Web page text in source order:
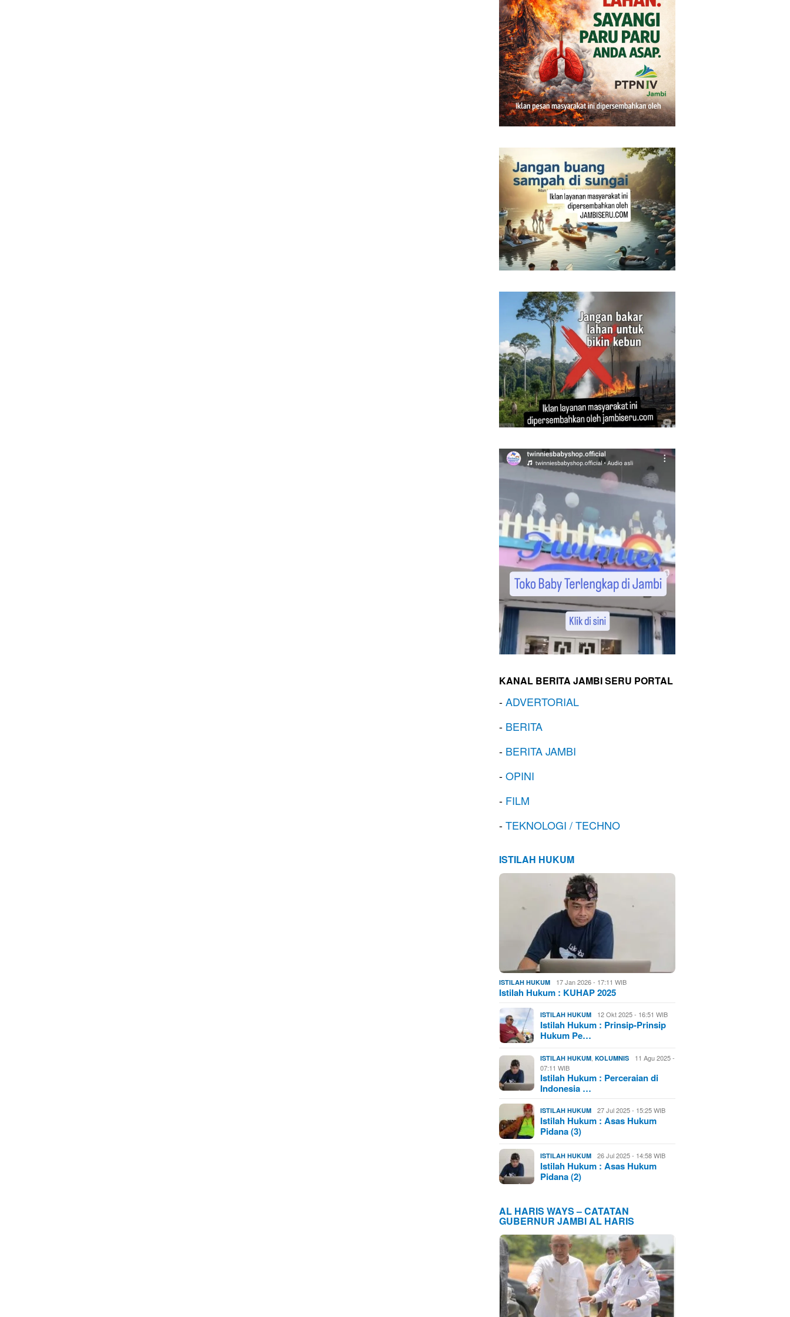
KANAL BERITA JAMBI SERU PORTAL
-ADVERTORIAL
- BERITA
- BERITA JAMBI
-OPINI
- FILM
-TEKNOLOGI / TECHNO
ISTILAH HUKUM
ISTILAH HUKUM 17 Jan 2026 - 17:11 WIB
Istilah Hukum : KUHAP 2025
ISTILAH HUKUM 12 Okt 2025 - 16:51 WIB
Istilah Hukum : Prinsip-Prinsip
Hukum Pe…
ISTILAH HUKUM ,KOLUMNIS
11 Agu 2025 -
07:11 WIB
Istilah Hukum : Perceraian di
Indonesia …
ISTILAH HUKUM 27 Jul 2025 - 15:25 WIB
Istilah Hukum : Asas Hukum
Pidana (3)
ISTILAH HUKUM 26 Jul 2025 - 14:58 WIB
Istilah Hukum : Asas Hukum
Pidana (2)
AL HARIS WAYS – CATATAN
GUBERNUR JAMBI AL HARIS